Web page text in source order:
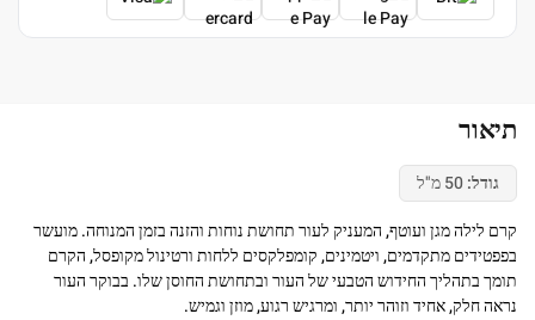
תיאור
גודל:50 מ"ל
קרם לילה מגן ועוטף, המעניק לעור תחושת נוחות והזנה בזמן המנוחה. מועשר
בפפטידים מתקדמים, ויטמינים, קומפלקסים ללחות ורטינול מקופסל, הקרם
תומך בתהליך החידוש הטבעי של העור ובתחושת החוסן שלו. בבוקר העור
נראה חלק, אחיד וזוהר יותר, ומרגיש רגוע, מוזן וגמיש.